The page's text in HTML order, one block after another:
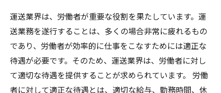
運送業界は、労働者が重要な役割を果たしています。運
送業務を遂行することは、多くの場合非常に疲れるもの
であり、労働者が効率的に仕事をこなすためには適正な
待遇が必要です。そのため、運送業界は、労働者に対し
て適切な待遇を提供することが求められています。 労働
者に対して適正な待遇とは、適切な給与、勤務時間、休